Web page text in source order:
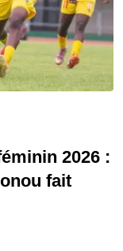
2026 :
fait